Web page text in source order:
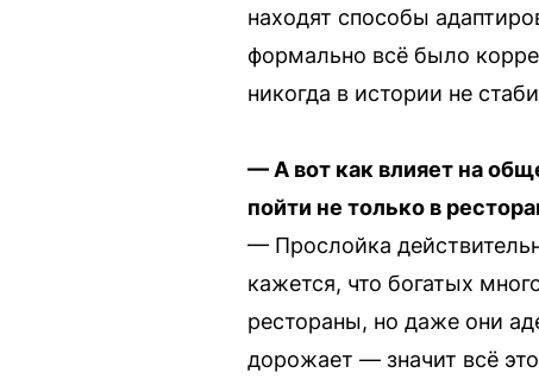
находят способы
формально всё было
никогда в истории не
— А вот как влияет на
пойти не только в
— Прослойка
кажется, что богатых
рестораны, но даже они
дорожает — значит всё